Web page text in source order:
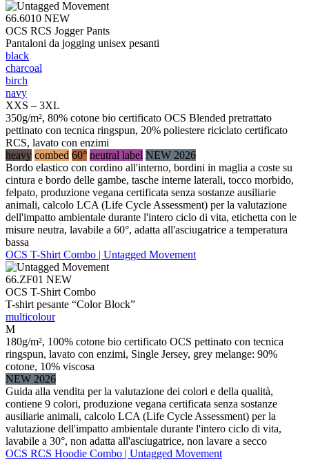
66.6010 NEW
OCS RCS Jogger Pants
Pantaloni da jogging unisex pesanti
black
charcoal
birch
navy
XXS – 3XL
350g/m², 80% cotone bio certificato OCS Blended pretrattato
pettinato con tecnica ringspun, 20% poliestere riciclato certificato
RCS, lavato con enzimi
heavy combed 60° neutral label NEW 2026
Bordo elastico con cordino all'interno, bordini in maglia a coste su
cintura e bordo delle gambe, tasche interne laterali, tocco morbido,
felpato, produzione vegana certificata senza sostanze ausiliarie
animali, calcolo LCA (Life Cycle Assessment) per la valutazione
dell'impatto ambientale durante l'intero ciclo di vita, etichetta con le
misure neutra, lavabile a 60°, adatta all'asciugatrice a temperatura
bassa
OCS T-Shirt Combo | Untagged Movement
66.ZF01 NEW
OCS T-Shirt Combo
T-shirt pesante “Color Block”
multicolour
M
180g/m², 100% cotone bio certificato OCS pettinato con tecnica
ringspun, lavato con enzimi, Single Jersey, grey melange: 90%
cotone, 10% viscosa
NEW 2026
Guida alla vendita per la valutazione dei colori e della qualità,
contiene 9 colori, produzione vegana certificata senza sostanze
ausiliarie animali, calcolo LCA (Life Cycle Assessment) per la
valutazione dell'impatto ambientale durante l'intero ciclo di vita,
lavabile a 30°, non adatta all'asciugatrice, non lavare a secco
OCS RCS Hoodie Combo | Untagged Movement